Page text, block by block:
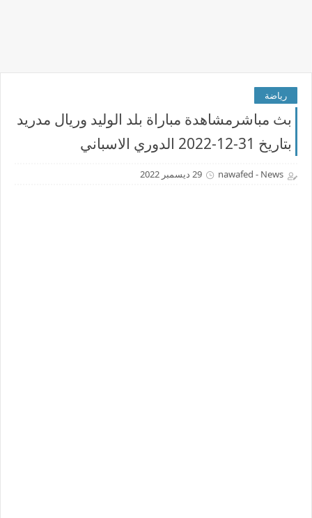
رياضة
بث مباشرمشاهدة مباراة بلد الوليد وريال مدريد
بتاريخ 31-12-2022 الدوري الاسباني
nawafed - News 29 ديسمبر 2022